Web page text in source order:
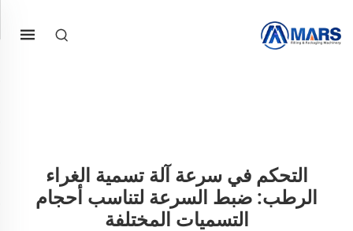
التحكم في سرعة آلة تسمية الغراء
الرطب: ضبط السرعة لتناسب أحجام
التسميات المختلفة